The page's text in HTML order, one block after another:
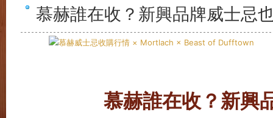
慕赫誰在收？新興品牌威士忌
慕赫誰在收？新興